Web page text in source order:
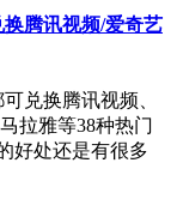
腾讯视频/爱奇艺
兑换腾讯视频、
拉雅等38种热门
好处还是有很多